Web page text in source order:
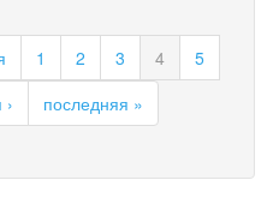
1 2 3 4
5
последняя »